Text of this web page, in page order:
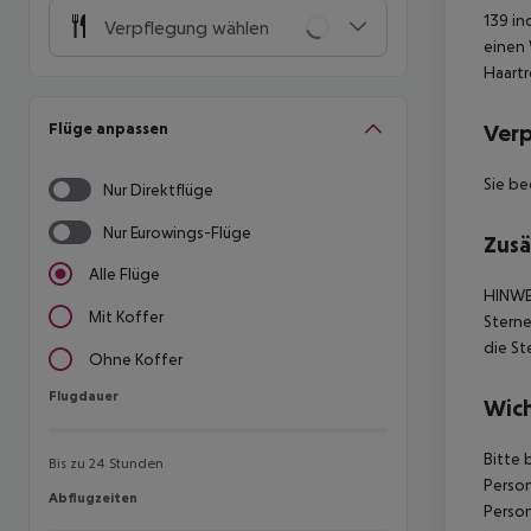
Verpflegung wählen
Flüge anpassen
Nur Direktflüge
Nur Eurowings-Flüge
Alle Flüge
Mit Koffer
Ohne Koffer
Flugdauer
Flugdauer
Bis zu 24 Stunden
Abflugzeiten
Abflugzeiten
139
einen
Sie
die
Bitte